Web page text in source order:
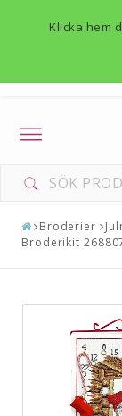
Klicka hem
Toggle
navigation
Broderier
Broderikit